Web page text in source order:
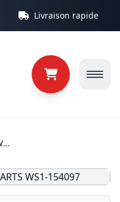
Livraison rapide
Disque Frein Avant WORLDPARTS WS1-154097